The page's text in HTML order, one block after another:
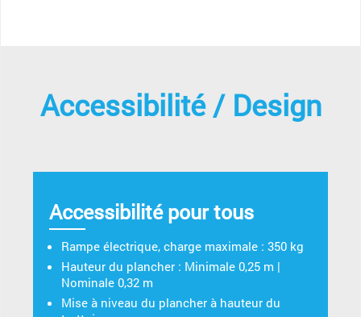
Accessibilité / Design​
Accessibilité pour tous
Rampe électrique, charge maximale : 350 kg
Hauteur du plancher : Minimale 0,25 m |
Nominale 0,32 m
Mise à niveau du plancher à hauteur du